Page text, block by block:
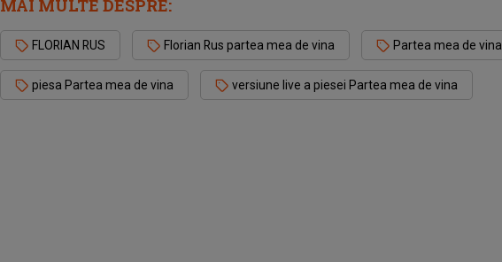
MAI MULTE DESPRE:
FLORIAN RUS Florian Rus partea mea de vina Partea mea de vina
piesa Partea mea de vina versiune live a piesei Partea mea de vina